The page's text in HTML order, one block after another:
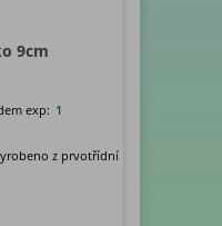
9cm
exp: 1
z prvotřídní